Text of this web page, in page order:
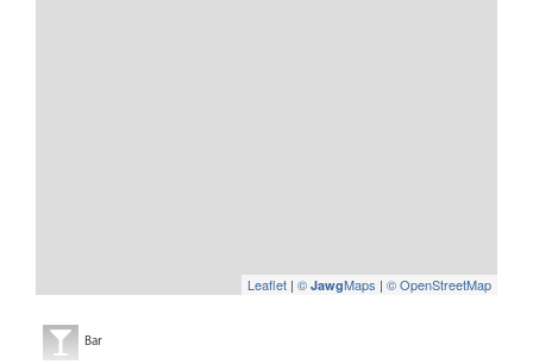
Leaflet | © JawgMaps | © OpenStreetMap
Bar